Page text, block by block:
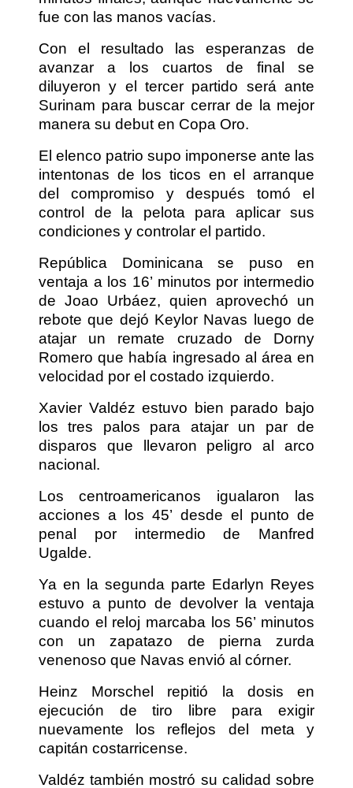
fue con las manos vacías.
Con el resultado las esperanzas de
avanzar a los cuartos de final se
diluyeron y el tercer partido será ante
Surinam para buscar cerrar de la mejor
manera su debut en Copa Oro.
El elenco patrio supo imponerse ante las
intentonas de los ticos en el arranque
del compromiso y después tomó el
control de la pelota para aplicar sus
condiciones y controlar el partido.
República Dominicana se puso en
ventaja a los 16’ minutos por intermedio
de Joao Urbáez, quien aprovechó un
rebote que dejó Keylor Navas luego de
atajar un remate cruzado de Dorny
Romero que había ingresado al área en
velocidad por el costado izquierdo.
Xavier Valdéz estuvo bien parado bajo
los tres palos para atajar un par de
disparos que llevaron peligro al arco
nacional.
Los centroamericanos igualaron las
acciones a los 45’ desde el punto de
penal por intermedio de Manfred
Ugalde.
Ya en la segunda parte Edarlyn Reyes
estuvo a punto de devolver la ventaja
cuando el reloj marcaba los 56’ minutos
con un zapatazo de pierna zurda
venenoso que Navas envió al córner.
Heinz Morschel repitió la dosis en
ejecución de tiro libre para exigir
nuevamente los reflejos del meta y
capitán costarricense.
Valdéz también mostró su calidad sobre